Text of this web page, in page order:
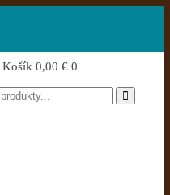
Košík 0,00 € 0